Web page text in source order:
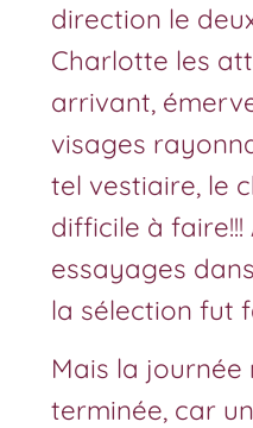
direction le
Charlotte les
arrivant,
visages
tel vestiaire, le
difficile à
essayages
la sélection fut
Mais la journée
terminée, car